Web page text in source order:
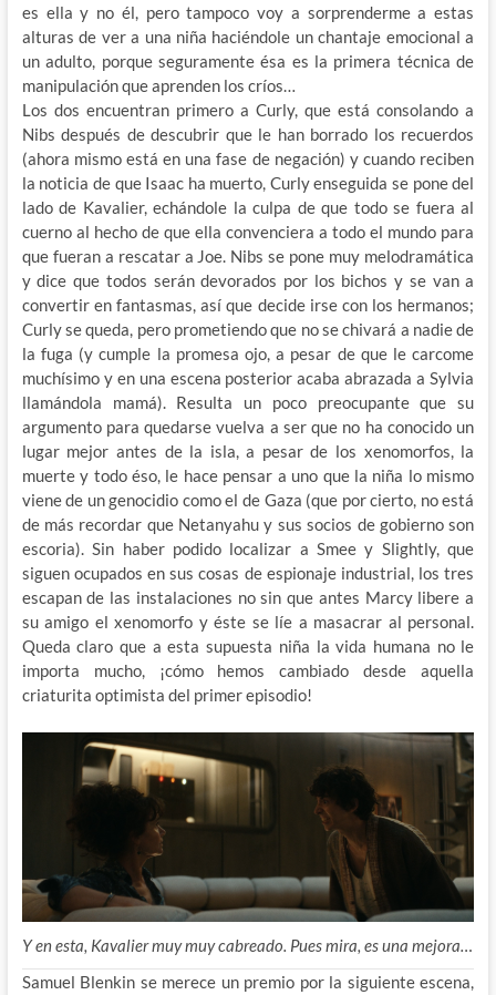
es ella y no él, pero tampoco voy a sorprenderme a estas
alturas de ver a una niña haciéndole un chantaje emocional a
un adulto, porque seguramente ésa es la primera técnica de
manipulación que aprenden los críos…
Los dos encuentran primero a Curly, que está consolando a
Nibs después de descubrir que le han borrado los recuerdos
(ahora mismo está en una fase de negación) y cuando reciben
la noticia de que Isaac ha muerto, Curly enseguida se pone del
lado de Kavalier, echándole la culpa de que todo se fuera al
cuerno al hecho de que ella convenciera a todo el mundo para
que fueran a rescatar a Joe. Nibs se pone muy melodramática
y dice que todos serán devorados por los bichos y se van a
convertir en fantasmas, así que decide irse con los hermanos;
Curly se queda, pero prometiendo que no se chivará a nadie de
la fuga (y cumple la promesa ojo, a pesar de que le carcome
muchísimo y en una escena posterior acaba abrazada a Sylvia
llamándola mamá). Resulta un poco preocupante que su
argumento para quedarse vuelva a ser que no ha conocido un
lugar mejor antes de la isla, a pesar de los xenomorfos, la
muerte y todo éso, le hace pensar a uno que la niña lo mismo
viene de un genocidio como el de Gaza (que por cierto, no está
de más recordar que Netanyahu y sus socios de gobierno son
escoria). Sin haber podido localizar a Smee y Slightly, que
siguen ocupados en sus cosas de espionaje industrial, los tres
escapan de las instalaciones no sin que antes Marcy libere a
su amigo el xenomorfo y éste se líe a masacrar al personal.
Queda claro que a esta supuesta niña la vida humana no le
importa mucho, ¡cómo hemos cambiado desde aquella
criaturita optimista del primer episodio!
Y en esta, Kavalier muy muy cabreado. Pues mira, es una mejora…
Samuel Blenkin se merece un premio por la siguiente escena,